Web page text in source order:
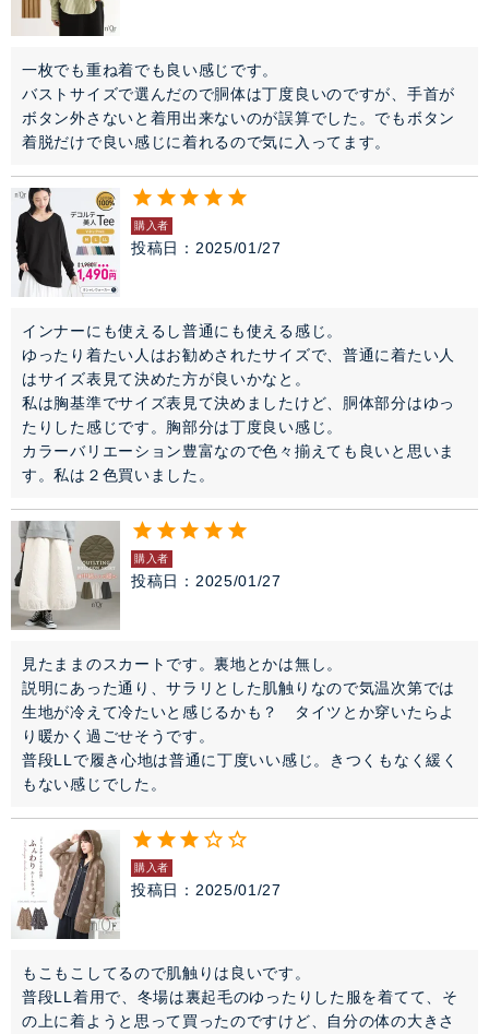
一枚でも重ね着でも良い感じです。
バストサイズで選んだので胴体は丁度良いのですが、手首が
ボタン外さないと着用出来ないのが誤算でした。でもボタン
着脱だけで良い感じに着れるので気に入ってます。
購入者
投稿日 2025/01/27
インナーにも使えるし普通にも使える感じ。
ゆったり着たい人はお勧めされたサイズで、普通に着たい人
はサイズ表見て決めた方が良いかなと。
私は胸基準でサイズ表見て決めましたけど、胴体部分はゆっ
たりした感じです。胸部分は丁度良い感じ。
カラーバリエーション豊富なので色々揃えても良いと思いま
す。私は２色買いました。
購入者
投稿日 2025/01/27
見たままのスカートです。裏地とかは無し。
説明にあった通り、サラリとした肌触りなので気温次第では
生地が冷えて冷たいと感じるかも？　タイツとか穿いたらよ
り暖かく過ごせそうです。
普段LLで履き心地は普通に丁度いい感じ。きつくもなく緩く
もない感じでした。
購入者
投稿日 2025/01/27
もこもこしてるので肌触りは良いです。
普段LL着用で、冬場は裏起毛のゆったりした服を着てて、そ
の上に着ようと思って買ったのですけど、自分の体の大きさ